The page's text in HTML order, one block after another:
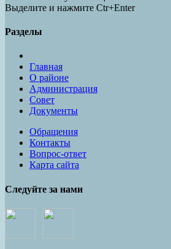
Выделите и нажмите Ctr+Enter
Разделы
Главная
О районе
Администрация
Совет
Документы
Обращения
Контакты
Вопрос-ответ
Карта сайта
Следуйте за нами